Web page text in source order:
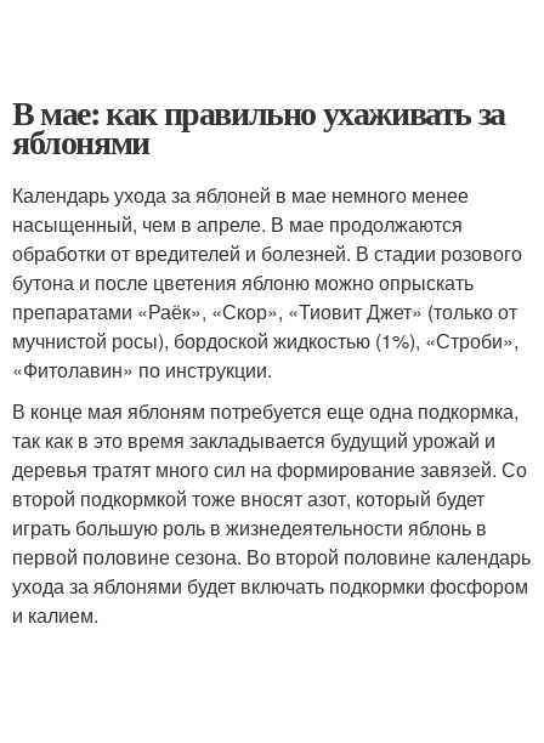
В мае: как правильно ухаживать за
яблонями
Календарь ухода за яблоней в мае немного менее
насыщенный, чем в апреле. В мае продолжаются
обработки от вредителей и болезней. В стадии розового
бутона и после цветения яблоню можно опрыскать
препаратами «Раёк», «Скор», «Тиовит Джет» (только от
мучнистой росы), бордоской жидкостью (1%), «Строби»,
«Фитолавин» по инструкции.
В конце мая яблоням потребуется еще одна подкормка,
так как в это время закладывается будущий урожай и
деревья тратят много сил на формирование завязей. Со
второй подкормкой тоже вносят азот, который будет
играть большую роль в жизнедеятельности яблонь в
первой половине сезона. Во второй половине календарь
ухода за яблонями будет включать подкормки фосфором
и калием.